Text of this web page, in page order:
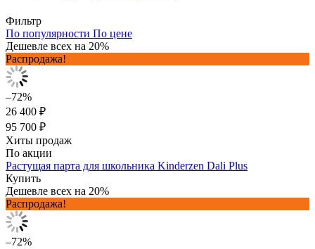
Фильтр
По популярности По цене
Дешевле всех на 20%
Распродажа!
–72%
26 400 ₽
95 700 ₽
Хиты продаж
По акции
Растущая парта для школьника Kinderzen Dali Plus
Купить
Дешевле всех на 20%
Распродажа!
–72%